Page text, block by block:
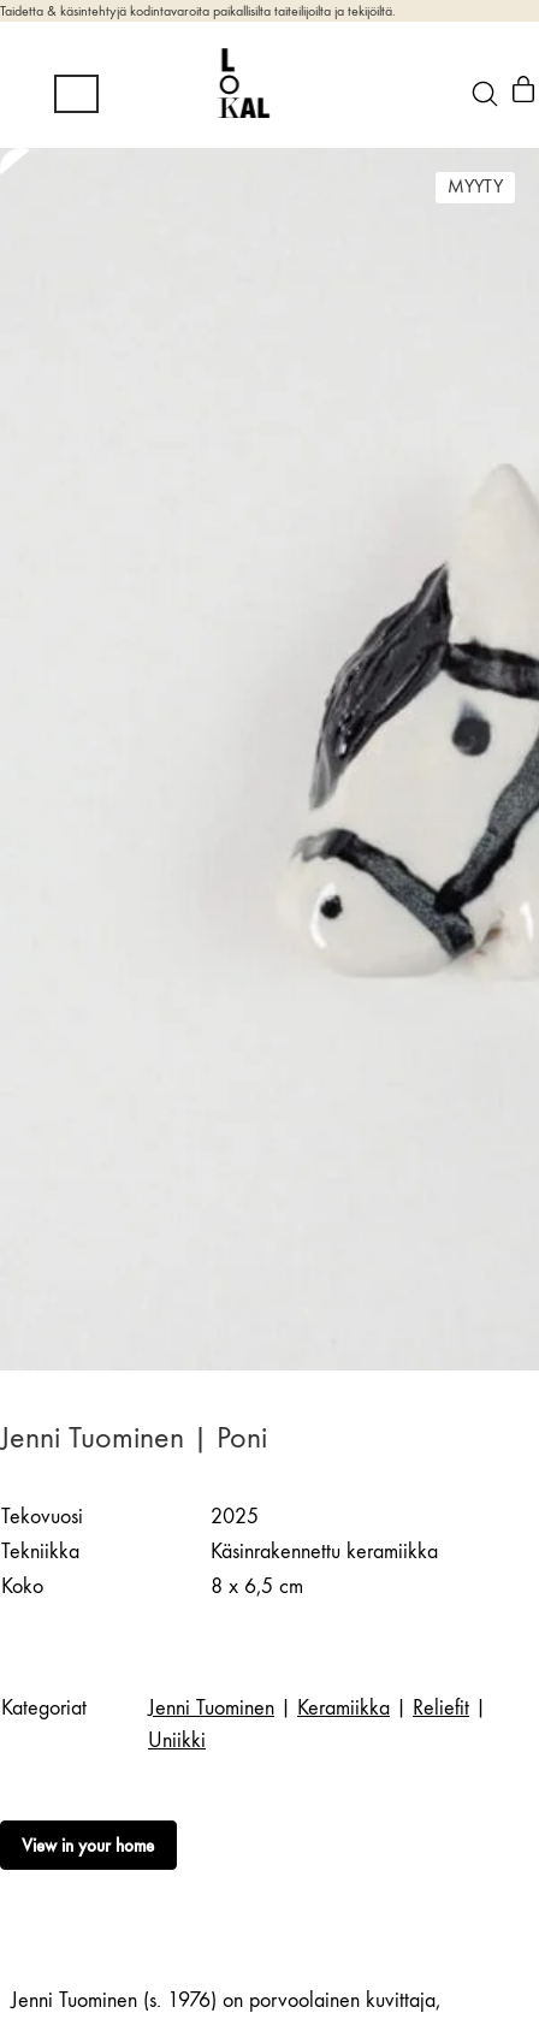
Taidetta & käsintehtyjä kodintavaroita paikallisilta taiteilijoilta ja tekijöiltä.
MYYTY
Jenni Tuominen | Poni
Tekovuosi
2025
Tekniikka
Käsinrakennettu keramiikka
Koko
8 x 6,5 cm
Kategoriat Jenni Tuominen Keramiikka Reliefit
Uniikki
View in your home
Jenni Tuominen (s. 1976) on porvoolainen kuvittaja,